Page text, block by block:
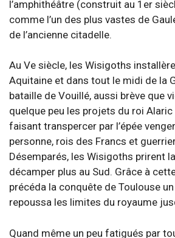
l’amphithéâtre (construit au 1er
comme l’un des plus vastes de
de l’ancienne citadelle.
Au Ve siècle, les Wisigoths
Aquitaine et dans tout le midi de la
bataille de Vouillé, aussi brève que
quelque peu les projets du roi
faisant transpercer par l’épée
personne, rois des Francs et
Désemparés, les Wisigoths prirent
décamper plus au Sud. Grâce à
précéda la conquête de Toulouse
repoussa les limites du royaume
Quand même un peu fatigués par